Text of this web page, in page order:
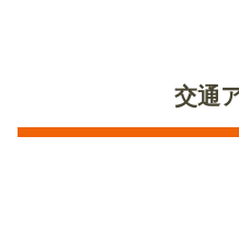
交通